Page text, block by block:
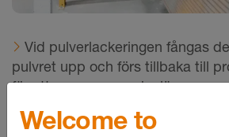
Vid pulverlackeringen fångas
pulvret upp och förs tillbaka till
för att sugas upp och slängas.
Welcome to